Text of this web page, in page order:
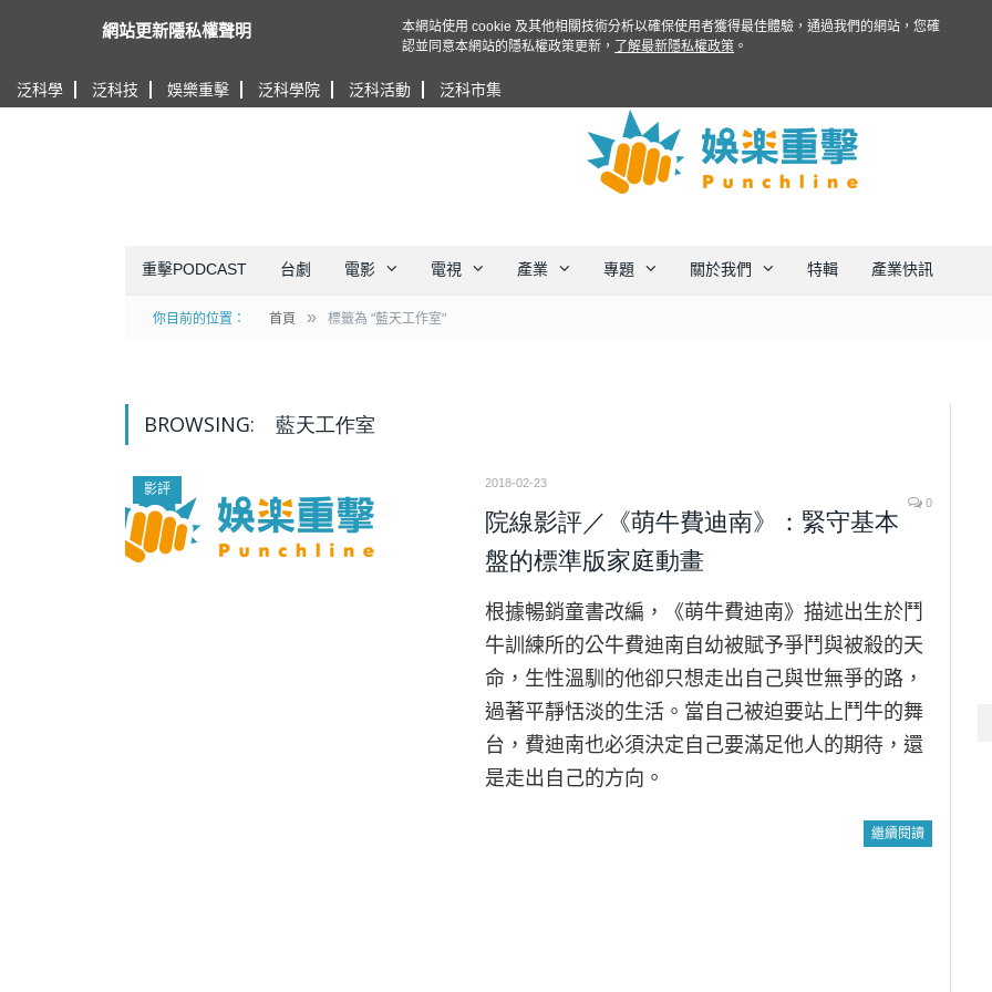
泛科學 泛科技 娛樂重擊 泛科學院 泛科活動 泛科市集
重擊PODCAST 台劇 電影 電視 產業 專題 關於我們 特輯 產業快訊
你目前的位置： 首頁 » 標籤為 "藍天工作室"
BROWSING: 藍天工作室
影評
2018-02-23
0
院線影評／《萌牛費迪南》：緊守基本
盤的標準版家庭動畫
根據暢銷童書改編，《萌牛費迪南》描述出生於鬥
牛訓練所的公牛費迪南自幼被賦予爭鬥與被殺的天
命，生性溫馴的他卻只想走出自己與世無爭的路，
過著平靜恬淡的生活。當自己被迫要站上鬥牛的舞
台，費迪南也必須決定自己要滿足他人的期待，還
是走出自己的方向。
繼續閱讀
網站更新隱私權聲明
本網站使用 cookie 及其他相關技術分析以確保使用者獲得最佳體驗，通過我們的網站，您確
認並同意本網站的隱私權政策更新，
了解最新隱私權政策 。